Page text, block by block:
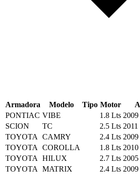
Armadora Modelo Tipo Motor
PONTIAC VIBE 1.8 Lts
SCION
TC 2.5 Lts
TOYOTA
CAMRY 2.4 Lts
TOYOTA
COROLLA 1.8 Lts
TOYOTA
HILUX 2.7 Lts
TOYOTA
MATRIX 2.4 Lts